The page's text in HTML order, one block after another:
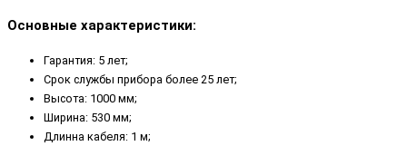
Основные характеристики:
Гарантия: 5 лет;
Срок службы прибора более 25 лет;
Высота: 1000 мм;
Ширина: 530 мм;
Длинна кабеля: 1 м;